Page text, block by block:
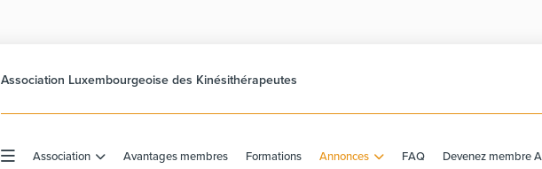
Association Luxembourgeoise des Kinésithérapeutes
Association Avantages membres Formations Annonces FAQ Devenez membre